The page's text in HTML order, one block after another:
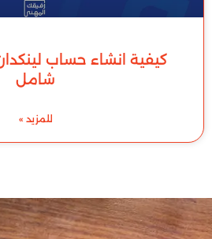
كيفية انشاء حساب
شامل
للمزيد »